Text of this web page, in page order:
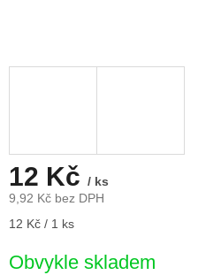
12 Kč / ks
9,92 Kč bez DPH
Měrná
12 Kč / 1 ks
Obvykle skladem